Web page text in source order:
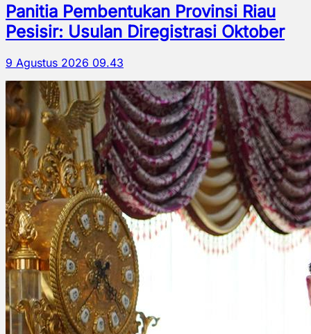
Panitia Pembentukan Provinsi Riau
Pesisir: Usulan Diregistrasi Oktober
9 Agustus 2026 09.43